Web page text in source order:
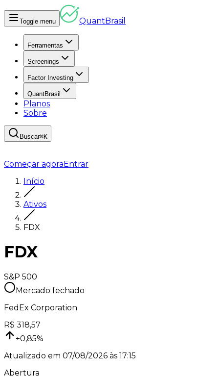
Toggle menu QuantBrasil
Ferramentas
Screenings
Factor Investing
QuantBrasil
Planos
Sobre
Buscar⌘K
Começar agoraEntrar
Início
Ativos
FDX
FDX
S&P 500
Mercado fechado
FedEx Corporation
R$ 318,57
+0,85%
Atualizado em 07/08/2026 às 17:15
Abertura